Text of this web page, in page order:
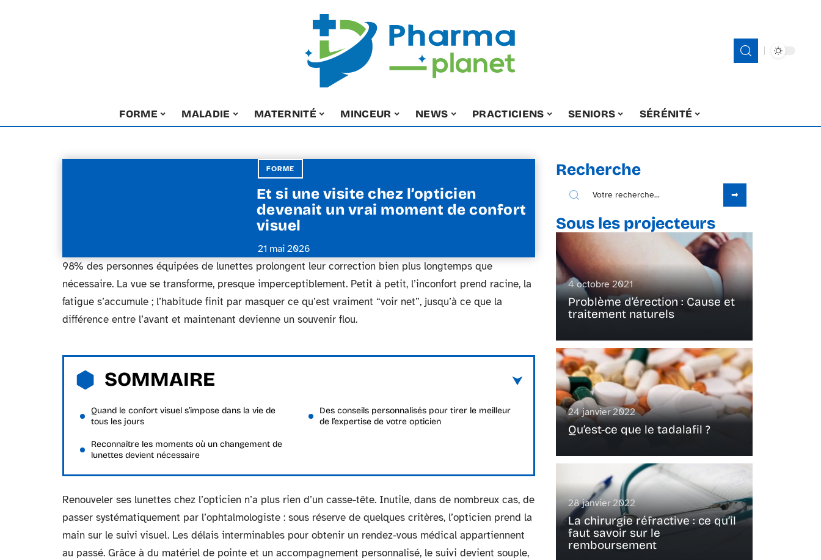
FORME MALADIE MATERNITÉ MINCEUR NEWS PRACTICIENS SENIORS SÉRÉNITÉ
FORME
Et si une visite chez l’opticien
devenait un vrai moment de confort
visuel
21 mai 2026
98% des personnes équipées de lunettes prolongent leur correction bien plus longtemps que
nécessaire. La vue se transforme, presque imperceptiblement. Petit à petit, l’inconfort prend racine, la
fatigue s’accumule ; l’habitude finit par masquer ce qu’est vraiment “voir net”, jusqu’à ce que la
différence entre l’avant et maintenant devienne un souvenir flou.
SOMMAIRE
Quand le confort visuel s’impose dans la vie de
tous les jours
Reconnaître les moments où un changement de
lunettes devient nécessaire
Des conseils personnalisés pour tirer le meilleur
de l’expertise de votre opticien
Renouveler ses lunettes chez l’opticien n’a plus rien d’un casse-tête. Inutile, dans de nombreux cas, de
passer systématiquement par l’ophtalmologiste : sous réserve de quelques critères, l’opticien prend la
main sur le suivi visuel. Les délais interminables pour obtenir un rendez-vous médical appartiennent
au passé. Grâce à du matériel de pointe et un accompagnement personnalisé, le suivi devient souple,
Recherche
Sous les projecteurs
4 octobre 2021
Problème d’érection : Cause et
traitement naturels
24 janvier 2022
Qu’est-ce que le tadalafil ?
28 janvier 2022
La chirurgie réfractive : ce qu’il
faut savoir sur le
remboursement